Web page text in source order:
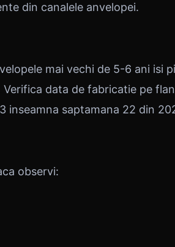
din canalele anvelopei.
mai vechi de 5-6 ani isi
Verifica data de fabricatie pe
inseamna saptamana 22 din
observi: